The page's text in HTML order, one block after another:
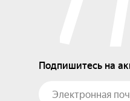
Подпишитесь на